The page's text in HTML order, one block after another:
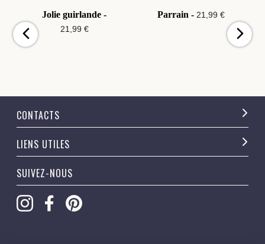
Jolie guirlande -
21,99 €
Parrain - 21,99 €
CONTACTS
LIENS UTILES
SUIVEZ-NOUS